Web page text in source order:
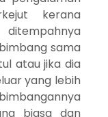
kerana
sama
atau jika dia
yang lebih
biasa dan